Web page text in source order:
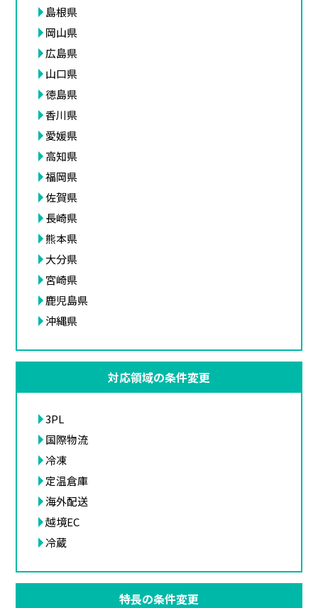
島根県
岡山県
広島県
山口県
徳島県
香川県
愛媛県
高知県
福岡県
佐賀県
長崎県
熊本県
大分県
宮崎県
鹿児島県
沖縄県
対応領域の条件変更
3PL
国際物流
冷凍
定温倉庫
海外配送
越境EC
冷蔵
特長の条件変更